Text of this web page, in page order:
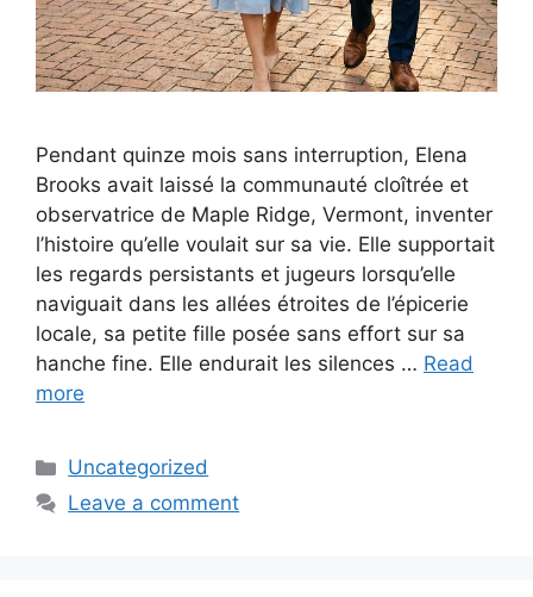
Pendant quinze mois sans interruption, Elena
Brooks avait laissé la communauté cloîtrée et
observatrice de Maple Ridge, Vermont, inventer
l’histoire qu’elle voulait sur sa vie. Elle supportait
les regards persistants et jugeurs lorsqu’elle
naviguait dans les allées étroites de l’épicerie
locale, sa petite fille posée sans effort sur sa
hanche fine. Elle endurait les silences … Read
more
Categories
Uncategorized
Leave a comment